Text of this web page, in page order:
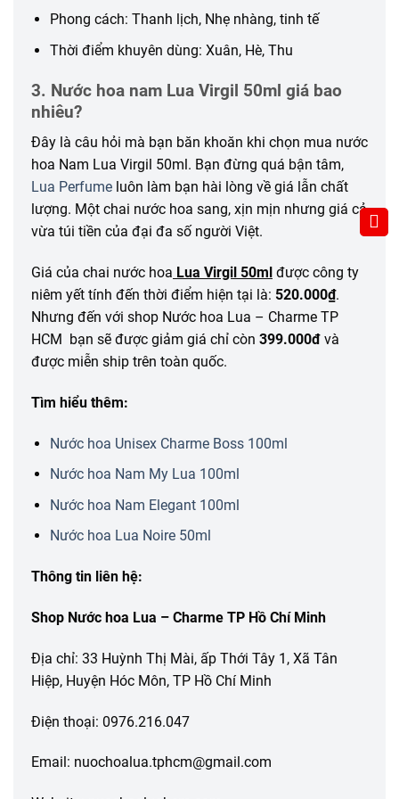
Phong cách: Thanh lịch, Nhẹ nhàng, tinh tế
Thời điểm khuyên dùng: Xuân, Hè, Thu
3. Nước hoa nam Lua Virgil 50ml giá bao
nhiêu?
Đây là câu hỏi mà bạn băn khoăn khi chọn mua nước
hoa Nam Lua Virgil 50ml. Bạn đừng quá bận tâm,
Lua Perfume luôn làm bạn hài lòng về giá lẫn chất
lượng. Một chai nước hoa sang, xịn mịn nhưng giá cả
vừa túi tiền của đại đa số người Việt.
Giá của chai nước hoa Lua Virgil 50ml được công ty
niêm yết tính đến thời điểm hiện tại là: 520.000₫.
Nhưng đến với shop Nước hoa Lua – Charme TP
HCM bạn sẽ được giảm giá chỉ còn 399.000đ và
được miễn ship trên toàn quốc.
Tìm hiểu thêm:
Nước hoa Unisex Charme Boss 100ml
Nước hoa Nam My Lua 100ml
Nước hoa Nam Elegant 100ml
Nước hoa Lua Noire 50ml
Thông tin liên hệ:
Shop Nước hoa Lua – Charme TP Hồ Chí Minh
Địa chỉ: 33 Huỳnh Thị Mài, ấp Thới Tây 1, Xã Tân
Hiệp, Huyện Hóc Môn, TP Hồ Chí Minh
Điện thoại: 0976.216.047
Email: nuochoalua.tphcm@gmail.com